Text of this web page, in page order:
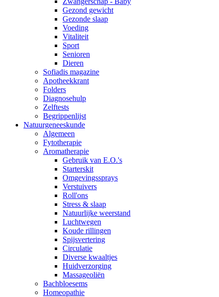
Gezond gewicht
Gezonde slaap
Voeding
Vitaliteit
Sport
Senioren
Dieren
Sofiadis magazine
Apotheekkrant
Folders
Diagnosehulp
Zelftests
Begrippenlijst
Natuurgeneeskunde
Algemeen
Fytotherapie
Aromatherapie
Gebruik van E.O.'s
Starterskit
Omgevingssprays
Verstuivers
Roll'ons
Stress & slaap
Natuurlijke weerstand
Luchtwegen
Koude rillingen
Spijsvertering
Circulatie
Diverse kwaaltjes
Huidverzorging
Massageoliën
Bachbloesems
Homeopathie